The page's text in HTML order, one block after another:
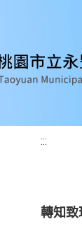
:::
轉知致